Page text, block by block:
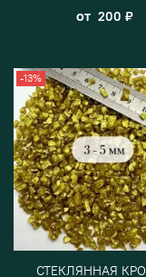
от 200 ₽
-13%
СТЕКЛЯННАЯ